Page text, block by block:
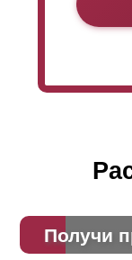
Получи